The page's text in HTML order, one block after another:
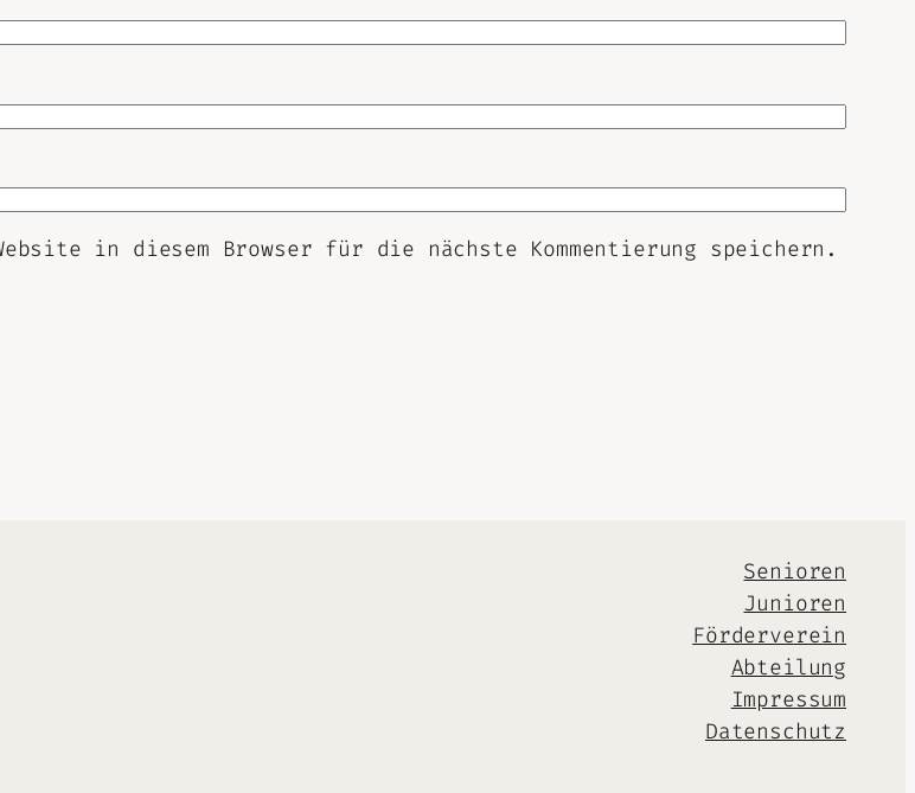
in diesem Browser für die nächste Kommentierung speichern.
Senioren
Junioren
Förderverein
Abteilung
Impressum
Datenschutz